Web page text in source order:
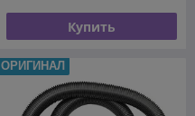
Купить
ОРИГИНАЛ